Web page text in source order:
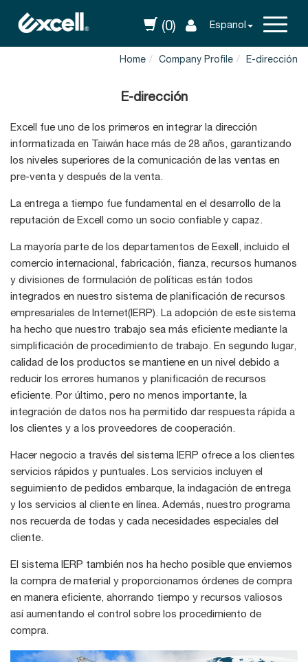
(0) Espanol
Home Company Profile E-dirección
E-dirección
Excell fue uno de los primeros en integrar la dirección
informatizada en Taiwán hace más de 28 años, garantizando
los niveles superiores de la comunicación de las ventas en
pre-venta y después de la venta.
La entrega a tiempo fue fundamental en el desarrollo de la
reputación de Excell como un socio confiable y capaz.
La mayoría parte de los departamentos de Eexell, incluido el
comercio internacional, fabricación, fianza, recursos humanos
y divisiones de formulación de políticas están todos
integrados en nuestro sistema de planificación de recursos
empresariales de Internet(IERP). La adopción de este sistema
ha hecho que nuestro trabajo sea más eficiente mediante la
simplificación de procedimiento de trabajo. En segundo lugar,
calidad de los productos se mantiene en un nivel debido a
reducir los errores humanos y planificación de recursos
eficiente. Por último, pero no menos importante, la
integración de datos nos ha permitido dar respuesta rápida a
los clientes y a los proveedores de cooperación.
Hacer negocio a través del sistema IERP ofrece a los clientes
servicios rápidos y puntuales. Los servicios incluyen el
seguimiento de pedidos embarque, la indagación de entrega
y los servicios al cliente en línea. Además, nuestro programa
nos recuerda de todas y cada necesidades especiales del
cliente.
El sistema IERP también nos ha hecho posible que enviemos
la compra de material y proporcionamos órdenes de compra
en manera eficiente, ahorrando tiempo y recursos valiosos
así aumentando el control sobre los procedimiento de
compra.